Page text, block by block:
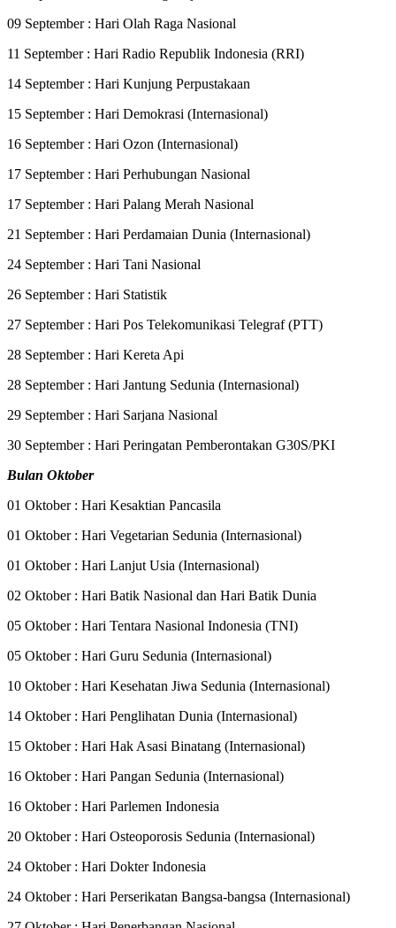
09 September : Hari Olah Raga Nasional
11 September : Hari Radio Republik Indonesia (RRI)
14 September : Hari Kunjung Perpustakaan
15 September : Hari Demokrasi (Internasional)
16 September : Hari Ozon (Internasional)
17 September : Hari Perhubungan Nasional
17 September : Hari Palang Merah Nasional
21 September : Hari Perdamaian Dunia (Internasional)
24 September : Hari Tani Nasional
26 September : Hari Statistik
27 September : Hari Pos Telekomunikasi Telegraf (PTT)
28 September : Hari Kereta Api
28 September : Hari Jantung Sedunia (Internasional)
29 September : Hari Sarjana Nasional
30 September : Hari Peringatan Pemberontakan G30S/PKI
Bulan Oktober
01 Oktober : Hari Kesaktian Pancasila
01 Oktober : Hari Vegetarian Sedunia (Internasional)
01 Oktober : Hari Lanjut Usia (Internasional)
02 Oktober : Hari Batik Nasional dan Hari Batik Dunia
05 Oktober : Hari Tentara Nasional Indonesia (TNI)
05 Oktober : Hari Guru Sedunia (Internasional)
10 Oktober : Hari Kesehatan Jiwa Sedunia (Internasional)
14 Oktober : Hari Penglihatan Dunia (Internasional)
15 Oktober : Hari Hak Asasi Binatang (Internasional)
16 Oktober : Hari Pangan Sedunia (Internasional)
16 Oktober : Hari Parlemen Indonesia
20 Oktober : Hari Osteoporosis Sedunia (Internasional)
24 Oktober : Hari Dokter Indonesia
24 Oktober : Hari Perserikatan Bangsa-bangsa (Internasional)